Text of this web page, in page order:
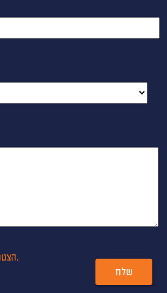
הצטרפות לרשימת דיוור.
שלח